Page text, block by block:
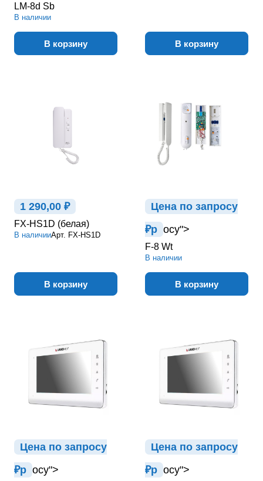
LM-8d Sb
В наличии
В корзину В корзину
1 290,00 ₽
FX-HS1D (белая)
В наличииАрт. FX-HS1D
В корзину
Цена по запросу
₽р осу">
F-8 Wt
В наличии
В корзину
Цена по запросу
₽р осу">
Цена по запросу
₽р осу">